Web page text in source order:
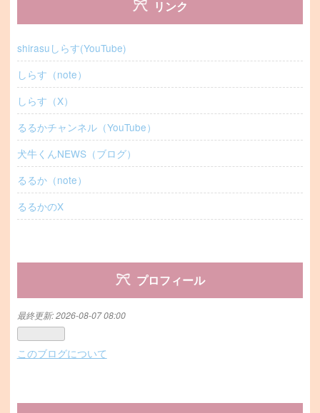
リンク
shirasuしらす(YouTube)
しらす（note）
しらす（X）
るるかチャンネル（YouTube）
犬牛くんNEWS（ブログ）
るるか（note）
るるかのX
プロフィール
最終更新:2026-08-07 08:00
このブログについて